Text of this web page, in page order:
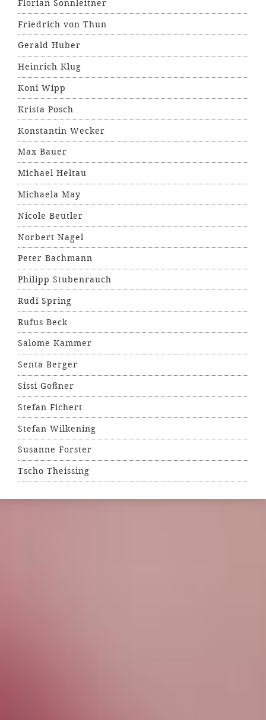
Florian Sonnleitner
Friedrich von Thun
Gerald Huber
Heinrich Klug
Koni Wipp
Krista Posch
Konstantin Wecker
Max Bauer
Michael Heltau
Michaela May
Nicole Beutler
Norbert Nagel
Peter Bachmann
Philipp Stubenrauch
Rudi Spring
Rufus Beck
Salome Kammer
Senta Berger
Sissi Goßner
Stefan Fichert
Stefan Wilkening
Susanne Forster
Tscho Theissing